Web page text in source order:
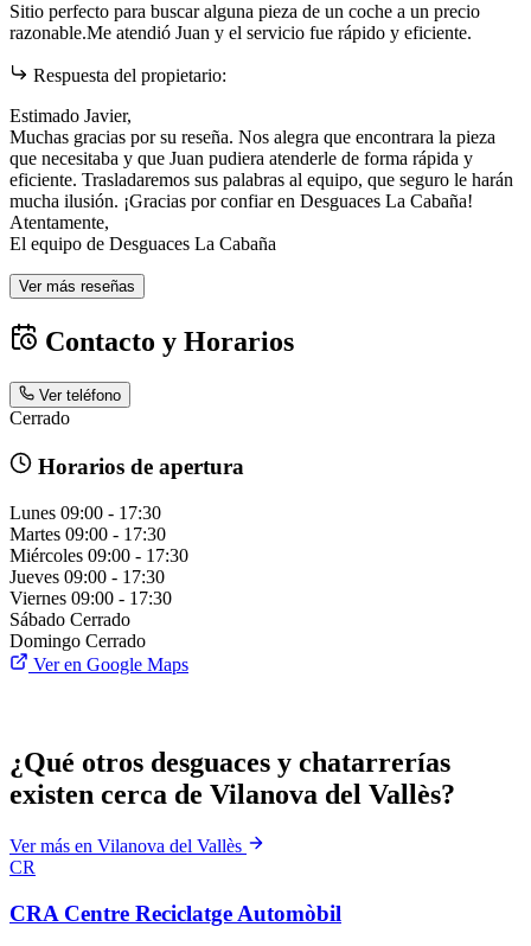
Sitio perfecto para buscar alguna pieza de un coche a un precio
razonable.Me atendió Juan y el servicio fue rápido y eficiente.
Respuesta del propietario:
Estimado Javier,
Muchas gracias por su reseña. Nos alegra que encontrara la pieza
que necesitaba y que Juan pudiera atenderle de forma rápida y
eficiente. Trasladaremos sus palabras al equipo, que seguro le harán
mucha ilusión. ¡Gracias por confiar en Desguaces La Cabaña!
Atentamente,
El equipo de Desguaces La Cabaña
Ver más reseñas
Contacto y Horarios
Ver teléfono
Cerrado
Horarios de apertura
Lunes 09:00 - 17:30
Martes 09:00 - 17:30
Miércoles 09:00 - 17:30
Jueves 09:00 - 17:30
Viernes 09:00 - 17:30
Sábado Cerrado
Domingo Cerrado
Ver en Google Maps
¿Qué otros desguaces y chatarrerías
existen cerca de Vilanova del Vallès?
Ver más en Vilanova del Vallès
CR
CRA Centre Reciclatge Automòbil